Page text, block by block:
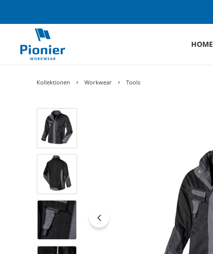
HOME
Kollektionen Workwear Tools
Bildergalerie überspringen